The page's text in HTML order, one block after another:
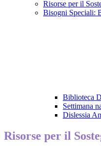
Risorse per il
Bisogni Speciali:
Biblioteca
Settimana
Dislessia
Risorse per il